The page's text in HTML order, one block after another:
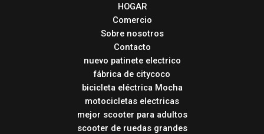
HOGAR
Comercio
Sobre nosotros
Contacto
nuevo patinete electrico
fábrica de citycoco
bicicleta eléctrica Mocha
motocicletas electricas
mejor scooter para adultos
scooter de ruedas grandes